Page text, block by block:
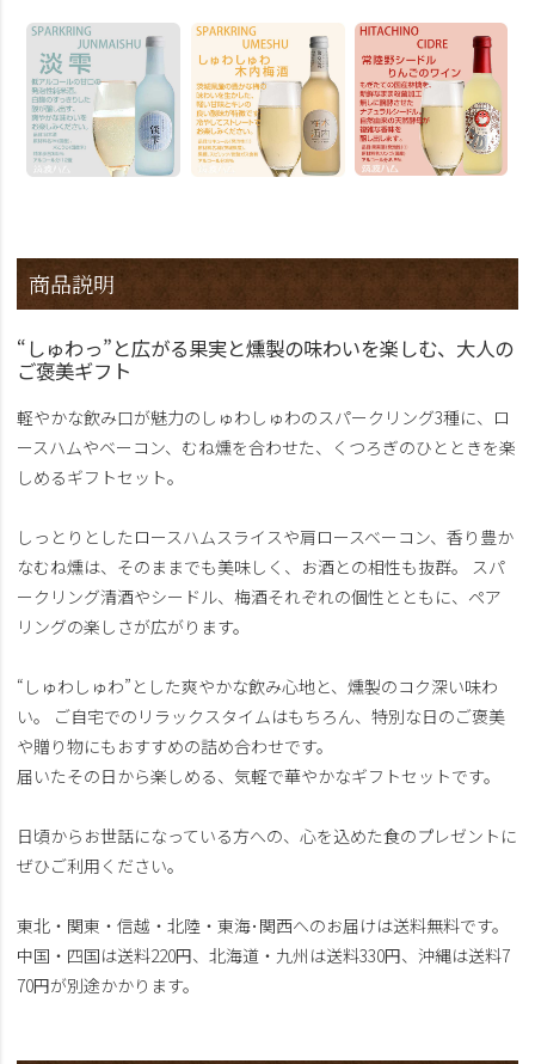
商品説明
“しゅわっ”と広がる果実と燻製の味わいを楽しむ、大人の
ご褒美ギフト
軽やかな飲み口が魅力のしゅわしゅわのスパークリング3種に、ロ
ースハムやベーコン、むね燻を合わせた、くつろぎのひとときを楽
しめるギフトセット。
しっとりとしたロースハムスライスや肩ロースベーコン、香り豊か
なむね燻は、そのままでも美味しく、お酒との相性も抜群。 スパ
ークリング清酒やシードル、梅酒それぞれの個性とともに、ペア
リングの楽しさが広がります。
“しゅわしゅわ”とした爽やかな飲み心地と、燻製のコク深い味わ
い。 ご自宅でのリラックスタイムはもちろん、特別な日のご褒美
や贈り物にもおすすめの詰め合わせです。
届いたその日から楽しめる、気軽で華やかなギフトセットです。
日頃からお世話になっている方への、心を込めた食のプレゼントに
ぜひご利用ください。
東北・関東・信越・北陸・東海･関西へのお届けは送料無料です。
中国・四国は送料220円、北海道・九州は送料330円、沖縄は送料7
70円が別途かかります。